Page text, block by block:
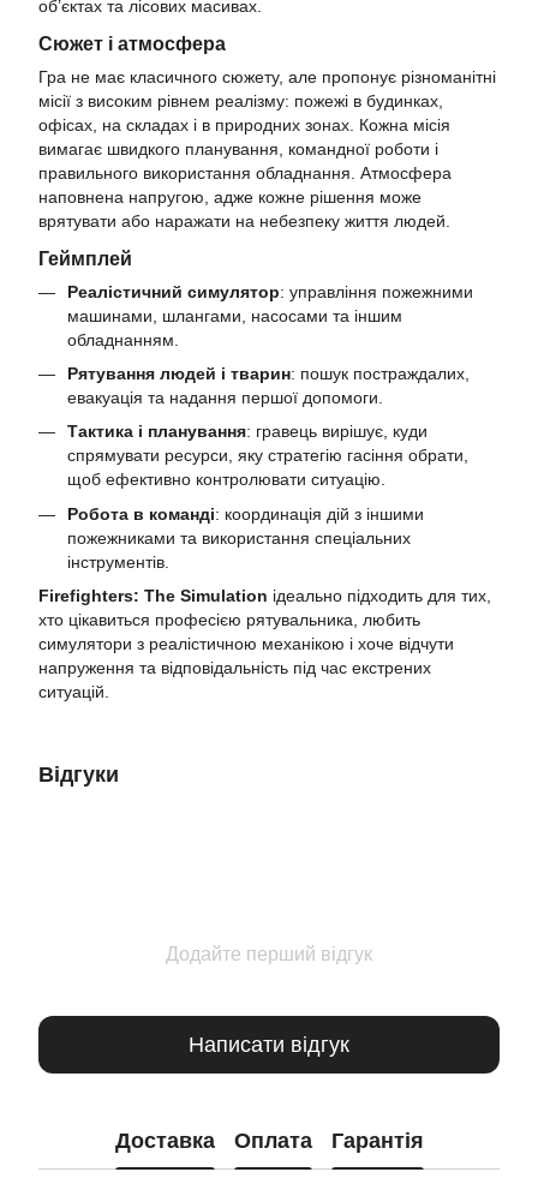
об’єктах та лісових масивах.
Сюжет і атмосфера
Гра не має класичного сюжету, але пропонує різноманітні
місії з високим рівнем реалізму: пожежі в будинках,
офісах, на складах і в природних зонах. Кожна місія
вимагає швидкого планування, командної роботи і
правильного використання обладнання. Атмосфера
наповнена напругою, адже кожне рішення може
врятувати або наражати на небезпеку життя людей.
Геймплей
Реалістичний симулятор: управління пожежними
машинами, шлангами, насосами та іншим
обладнанням.
Рятування людей і тварин: пошук постраждалих,
евакуація та надання першої допомоги.
Тактика і планування: гравець вирішує, куди
спрямувати ресурси, яку стратегію гасіння обрати,
щоб ефективно контролювати ситуацію.
Робота в команді: координація дій з іншими
пожежниками та використання спеціальних
інструментів.
Firefighters: The Simulation ідеально підходить для тих,
хто цікавиться професією рятувальника, любить
симулятори з реалістичною механікою і хоче відчути
напруження та відповідальність під час екстрених
ситуацій.
Відгуки
Додайте перший відгук
Написати відгук
Доставка Оплата Гарантія